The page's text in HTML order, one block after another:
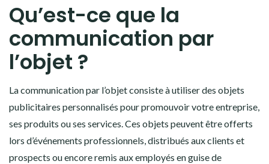
Qu’est-ce que la
communication par
l’objet ?
La communication par l’objet consiste à utiliser des objets
publicitaires personnalisés pour promouvoir votre entreprise,
ses produits ou ses services. Ces objets peuvent être offerts
lors d’événements professionnels, distribués aux clients et
prospects ou encore remis aux employés en guise de